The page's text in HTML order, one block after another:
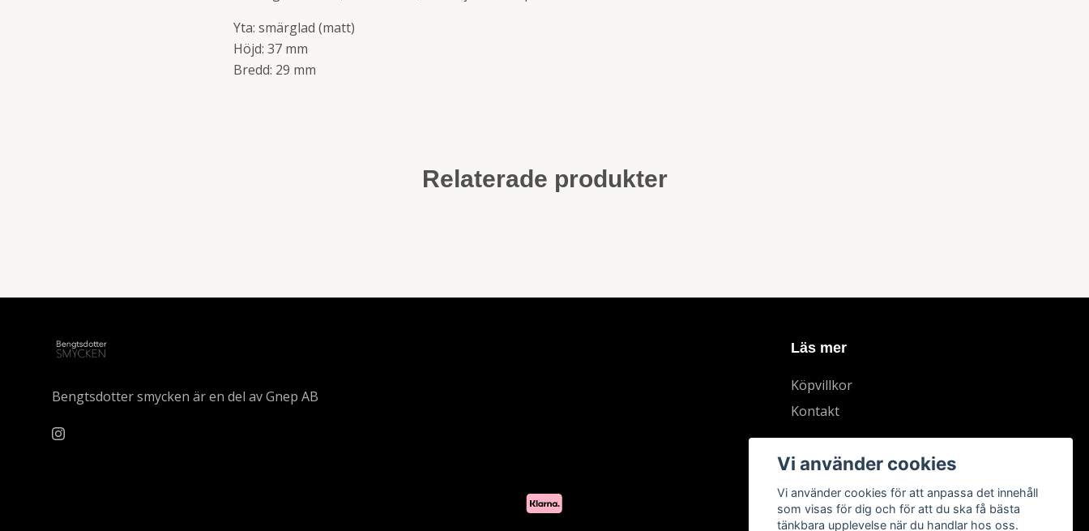
Yta: smärglad (matt)
Höjd: 37 mm
Bredd: 29 mm
Relaterade produkter
Bengtsdotter smycken är en del av Gnep AB
Läs mer
Köpvillkor
Kontakt
Vi använder cookies
Vi använder cookies för att anpassa det innehåll
som visas för dig och för att du ska få bästa
tänkbara upplevelse när du handlar hos oss.